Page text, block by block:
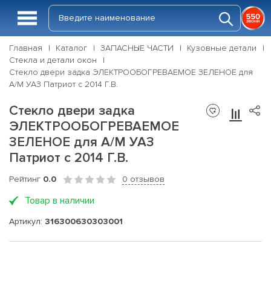
Главная Каталог ЗАПАСНЫЕ ЧАСТИ
Кузовные детали
Стекла и детали окон
Стекло двери задка ЭЛЕКТРООБОГРЕВАЕМОЕ ЗЕЛЕНОЕ для
А/М УАЗ Патриот с 2014 Г.В.
Стекло двери задка
ЭЛЕКТРООБОГРЕВАЕМОЕ
ЗЕЛЕНОЕ для А/М УАЗ
Патриот с 2014 Г.В.
Рейтинг 0.0 0 отзывов
Товар в наличии
Артикул: 316300630303001